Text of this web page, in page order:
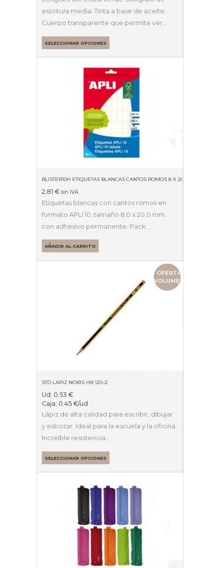
escritura media. Tinta a base de aceite.
Cuerpo transparente que permite ver…
SELECCIONAR OPCIONES
BLISTER10H ETIQUETAS BLANCAS CANTOS ROMOS 8 X 20MM 01633
2,81 € sin IVA
Etiquetas blancas con cantos romos en
formato APLI 10, tamaño 8,0 x 20,0 mm
con adhesivo permanente. Pack…
AÑADIR AL CARRITO
OFERTA
VOLUMEN
STD LAPIZ NORIS HB 120-2
Ud: 0.53 €
Caja: 0.45 €/ud
Lápiz de alta calidad para escribir, dibujar
y esbozar. Ideal para la escuela y la oficina.
Increíble resistencia…
SELECCIONAR OPCIONES